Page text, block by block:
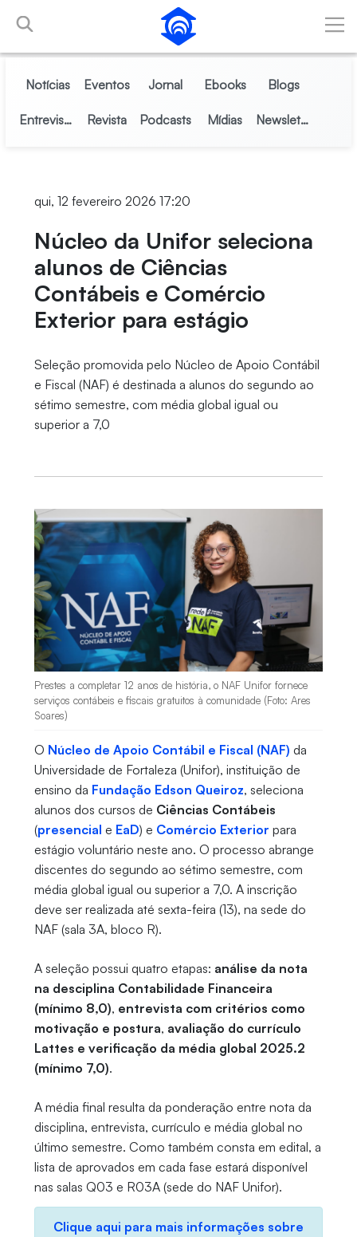
Pular para o Conteúdo principal
Notícias Eventos Jornal Ebooks Blogs
Entrevistas Revista Podcasts Mídias Newsletter
qui, 12 fevereiro 2026 17:20
Núcleo da Unifor seleciona
alunos de Ciências
Contábeis e Comércio
Exterior para estágio
Seleção promovida pelo Núcleo de Apoio Contábil
e Fiscal (NAF) é destinada a alunos do segundo ao
sétimo semestre, com média global igual ou
superior a 7,0
Prestes a completar 12 anos de história, o NAF Unifor fornece
serviços contábeis e fiscais gratuitos à comunidade (Foto: Ares
Soares)
O Núcleo de Apoio Contábil e Fiscal (NAF) da
Universidade de Fortaleza (Unifor), instituição de
ensino da Fundação Edson Queiroz, seleciona
alunos dos cursos de Ciências Contábeis
(presencial e EaD) e Comércio Exterior para
estágio voluntário neste ano. O processo abrange
discentes do segundo ao sétimo semestre, com
média global igual ou superior a 7,0. A inscrição
deve ser realizada até sexta-feira (13), na sede do
NAF (sala 3A, bloco R).
A seleção possui quatro etapas: análise da nota
na desciplina Contabilidade Financeira
(mínimo 8,0), entrevista com critérios como
motivação e postura, avaliação do currículo
Lattes e verificação da média global 2025.2
(mínimo 7,0).
A média final resulta da ponderação entre nota da
disciplina, entrevista, currículo e média global no
último semestre. Como também consta em edital, a
lista de aprovados em cada fase estará disponível
nas salas Q03 e R03A (sede do NAF Unifor).
Clique aqui para mais informações sobre